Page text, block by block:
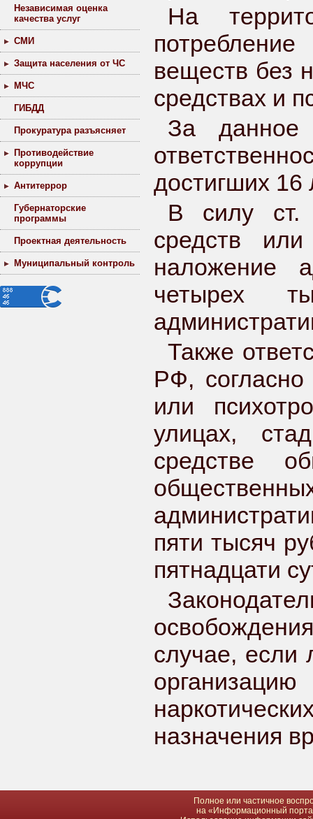
Независимая оценка
качества услуг
СМИ
Защита населения от ЧС
МЧС
ГИБДД
Прокуратура разъясняет
Противодействие
коррупции
Антитеррор
Губернаторские
программы
Проектная деятельность
Муниципальный контроль
На
веществ без
средствах и
За данное
достигших 16
В силу ст.
средств
наложение
четырех
Также
РФ, согласно
или
улицах,
средстве
пяти тысяч
пятнадцати
случае, если
назначения
Полное или частичное
на «Информационный